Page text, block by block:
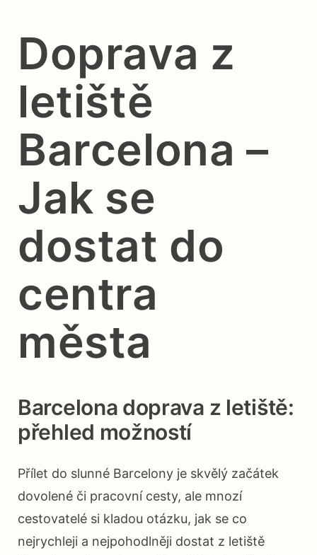
Doprava z
letiště
Barcelona –
Jak se
dostat do
centra
města
Barcelona doprava z letiště:
přehled možností
Přílet do slunné Barcelony je skvělý začátek
dovolené či pracovní cesty, ale mnozí
cestovatelé si kladou otázku, jak se co
nejrychleji a nejpohodlněji dostat z letiště